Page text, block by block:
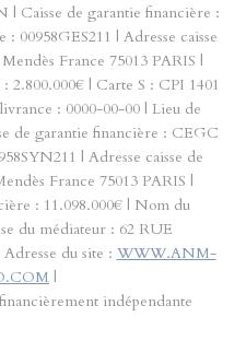
| Caisse de garantie financière :
00958GES211 | Adresse caisse
France 75013 PARIS |
2.800.000€ | Carte S : CPI 1401
: 0000-00-00 | Lieu de
de garantie financière : CEGC
| Adresse caisse de
France 75013 PARIS |
: 11.098.000€ | Nom du
du médiateur : 62 RUE
du site : WWW.ANM-
|
indépendante